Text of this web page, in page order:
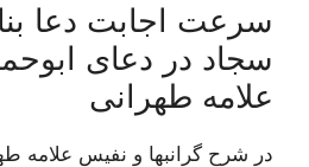
سرعت اجابت دعا
سجاد در دعای
علامه طهرانی
در شرح گرانبها و نفیس علامه